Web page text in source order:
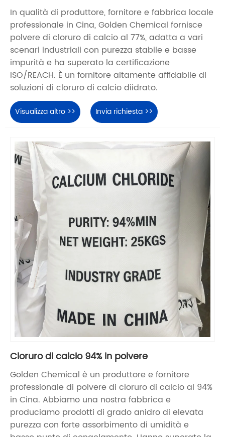
In qualità di produttore, fornitore e fabbrica locale
professionale in Cina, Golden Chemical fornisce
polvere di cloruro di calcio al 77%, adatta a vari
scenari industriali con purezza stabile e basse
impurità e ha superato la certificazione
ISO/REACH. È un fornitore altamente affidabile di
soluzioni di cloruro di calcio diidrato.
Visualizza altro >> Invia richiesta >>
Cloruro di calcio 94% in polvere
Golden Chemical è un produttore e fornitore
professionale di polvere di cloruro di calcio al 94%
in Cina. Abbiamo una nostra fabbrica e
produciamo prodotti di grado anidro di elevata
purezza con forte assorbimento di umidità e